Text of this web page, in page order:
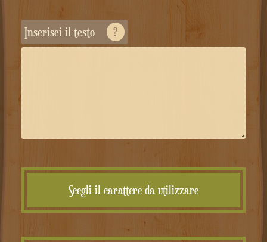
Inserisci il testo ?
Scegli il carattere da utilizzare